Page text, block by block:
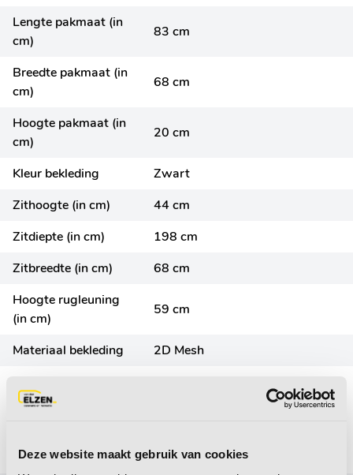
Deze website maakt gebruik van cookies
Lengte pakmaat (in
cm)
83 cm
Breedte pakmaat (in
cm)
68 cm
Hoogte pakmaat (in
cm)
20 cm
Kleur bekleding
Zwart
Zithoogte (in cm)
44 cm
Zitdiepte (in cm)
198 cm
Zitbreedte (in cm)
68 cm
Hoogte rugleuning
(in cm)
59 cm
Materiaal bekleding
2D Mesh
Merk
Travellife